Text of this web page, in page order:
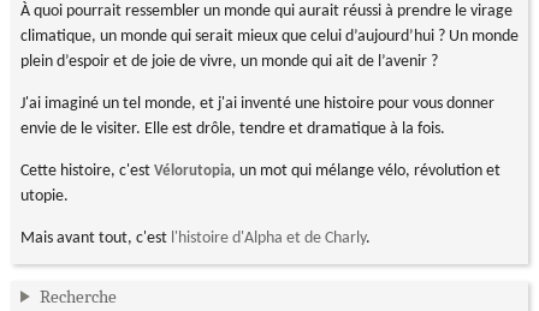
À quoi pourrait ressembler un monde qui aurait réussi à prendre le virage
climatique, un monde qui serait mieux que celui d’aujourd’hui ? Un monde
plein d’espoir et de joie de vivre, un monde qui ait de l’avenir ?
J'ai imaginé un tel monde, et j'ai inventé une histoire pour vous donner
envie de le visiter. Elle est drôle, tendre et dramatique à la fois.
Cette histoire, c'est Vélorutopia, un mot qui mélange vélo, révolution et
utopie.
Mais avant tout, c'est l'histoire d'Alpha et de Charly.
Recherche